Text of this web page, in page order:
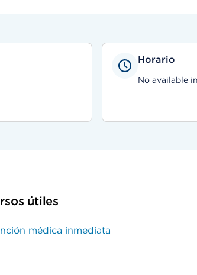
Horario
No available
útiles
médica inmediata